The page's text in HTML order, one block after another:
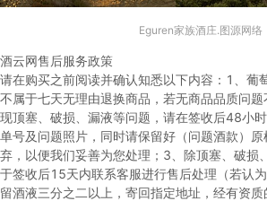
Eguren家族酒庄.图源网络
酒云网售后服务政策
请在购买之前阅读并确认知悉以下内容： 1、葡
不属于七天无理由退换商品，若无商品品质问题
现顶塞、破损、漏液等问题，请在签收后48小
单号及问题照片，同时请保留好（问题酒款）
弃，以便我们妥善为您处理； 3、除顶塞、破损
于签收后15天内联系客服进行售后处理（若认
留酒液三分之二以上，寄回指定地址，经有资